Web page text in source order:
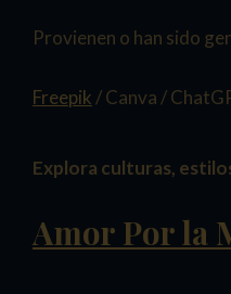
Provienen o han sido
Freepik / Canva /
Explora culturas,
Amor Por la